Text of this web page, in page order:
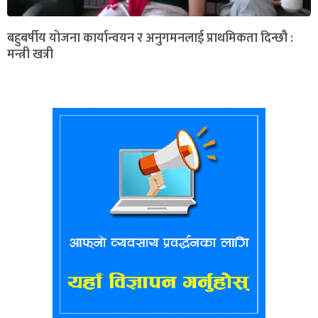
बहुबर्षीय योजना कार्यान्वयन र अनुगमनलाई प्राथमिकता दिन्छौ :
मन्त्री खत्री